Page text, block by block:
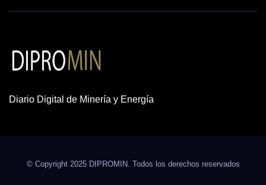
Diario Digital de Minería y Energía
© Copyright 2025 DIPROMIN. Todos los derechos reservados